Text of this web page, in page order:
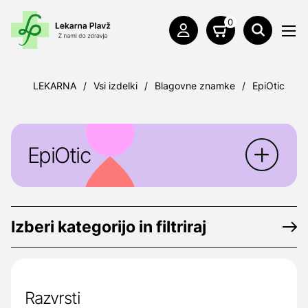
0
LEKARNA / Vsi izdelki / Blagovne znamke / EpiOtic
EpiOtic
mačkah in psih.
vonj.
Izberi kategorijo in filtriraj
Razvrsti